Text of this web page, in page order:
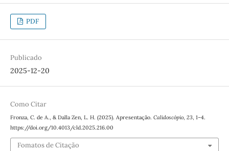
PDF
Publicado
2025-12-20
Como Citar
Fronza, C. de A., & Dalla Zen, L. H. (2025). Apresentação. Calidoscópio, 23, 1–4.
https://doi.org/10.4013/cld.2025.216.00
Fomatos de Citação